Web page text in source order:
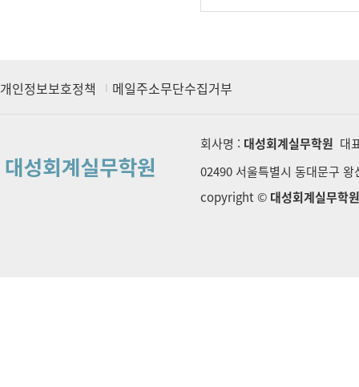
개인정보보호정책 메일주소무단수집거부
회사명 : 대성회계실무학원 대
02490 서울특별시 동대문구
copyright © 대성회계실무학원